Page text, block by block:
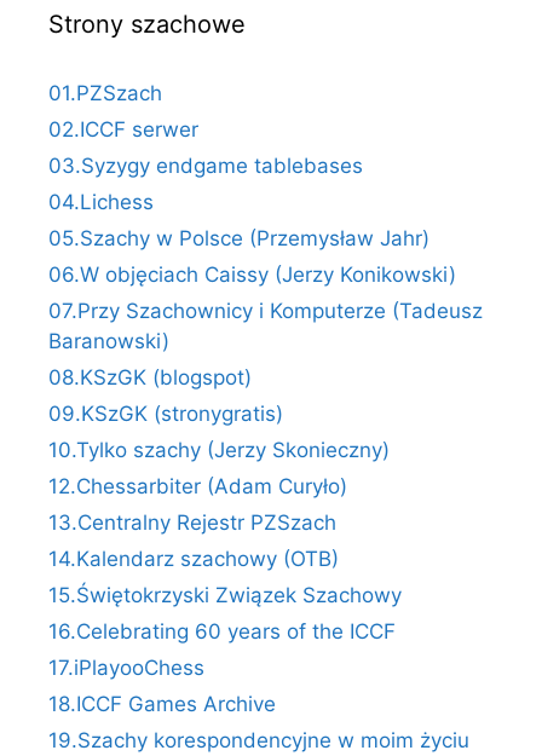
Strony szachowe
01.PZSzach
02.ICCF serwer
03.Syzygy endgame tablebases
04.Lichess
05.Szachy w Polsce (Przemysław Jahr)
06.W objęciach Caissy (Jerzy Konikowski)
07.Przy Szachownicy i Komputerze (Tadeusz
Baranowski)
08.KSzGK (blogspot)
09.KSzGK (stronygratis)
10.Tylko szachy (Jerzy Skonieczny)
12.Chessarbiter (Adam Curyło)
13.Centralny Rejestr PZSzach
14.Kalendarz szachowy (OTB)
15.Świętokrzyski Związek Szachowy
16.Celebrating 60 years of the ICCF
17.iPlayooChess
18.ICCF Games Archive
19.Szachy korespondencyjne w moim życiu